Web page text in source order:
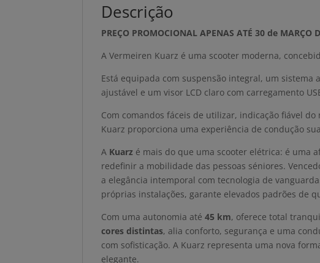
Descrição
PREÇO PROMOCIONAL APENAS ATÉ 30 de
A Vermeiren Kuarz é uma scooter moderna,
Está equipada com suspensão integral, um sistema
ajustável e um visor LCD claro com carregamento
Com comandos fáceis de utilizar, indicação fiável
Kuarz proporciona uma experiência de condução
A Kuarz é mais do que uma scooter elétrica: é uma
redefinir a mobilidade das pessoas séniores.
a elegância intemporal com tecnologia de
próprias instalações, garante elevados padrões de
Com uma autonomia até45 km, oferece total
cores distintas, alia conforto, segurança e uma
com sofisticação. A Kuarz representa uma nova
elegante.